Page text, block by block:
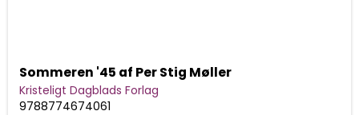
Sommeren '45 af Per Stig Møller
Kristeligt Dagblads Forlag
9788774674061